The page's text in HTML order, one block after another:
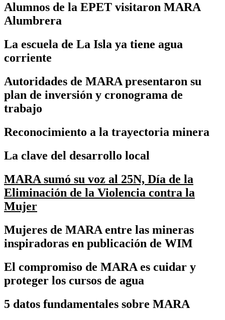
Alumnos de la EPET visitaron MARA
Alumbrera
La escuela de La Isla ya tiene agua
corriente
Autoridades de MARA presentaron su
plan de inversión y cronograma de
trabajo
Reconocimiento a la trayectoria minera
La clave del desarrollo local
MARA sumó su voz al 25N, Día de la
Eliminación de la Violencia contra la
Mujer
Mujeres de MARA entre las mineras
inspiradoras en publicación de WIM
El compromiso de MARA es cuidar y
proteger los cursos de agua
5 datos fundamentales sobre MARA